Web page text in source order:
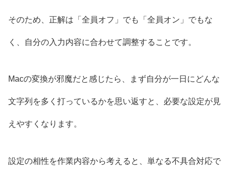
そのため、正解は「全員オフ」でも「全員オン」でもな
く、自分の入力内容に合わせて調整することです。
Macの変換が邪魔だと感じたら、まず自分が一日にどんな
文字列を多く打っているかを思い返すと、必要な設定が見
えやすくなります。
設定の相性を作業内容から考えると、単なる不具合対応で